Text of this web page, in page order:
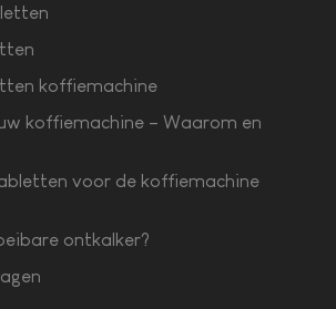
koffiemachine
koffiemachine – Waarom en
voor de koffiemachine
ontkalker?